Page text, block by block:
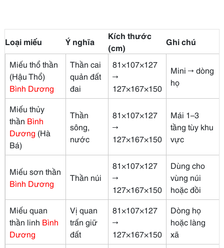
Loại miếu Ý nghĩa
Kích thước
(cm)
Ghi chú
Miếu thổ thần
(Hậu Thổ)
Bình Dương
Thần cai
quản đất
đai
81×107×127
→
127×167×150
Mini → dòng
họ
Miếu thủy
thần Bình
Dương (Hà
Bá)
Thần
sông,
nước
81×107×127
→
127×167×150
Mái 1–3
tầng tùy khu
vực
Miếu sơn thần
Bình Dương
Thần núi
81×107×127
→
127×167×150
Dùng cho
vùng núi
hoặc đồi
Miếu quan
thần linh Bình
Dương
Vị quan
trấn giữ
đất
81×107×127
→
127×167×150
Dòng họ
hoặc làng
xã